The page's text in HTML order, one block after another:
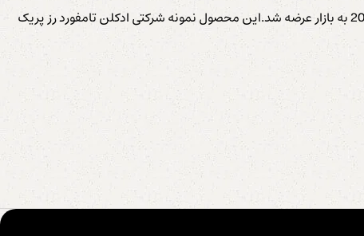
عطر ادکلن تام فورد رز پریک الحمبرا (Alhambra Rose Petals) عطری است معتدل ، گرم ، گلی و گلی برای زنان و مردان. عطر رز پریک در سال 2020 به بازار عرضه شد.این محصول نمونه شرکتی ادکلن تامفورد رز پریک